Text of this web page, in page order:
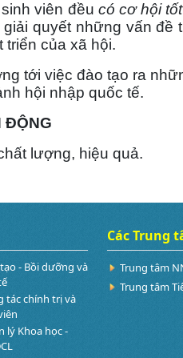
viên đều có cơ hội
giải quyết những vấn đề
triển của xã hội.
tới việc đào tạo ra
hội nhập quốc tế.
ĐỘNG
lượng, hiệu quả.
- Bồi dưỡng và
tác chính trị và
lý Khoa học -
Các Trung
Trung tâm
Trung tâm